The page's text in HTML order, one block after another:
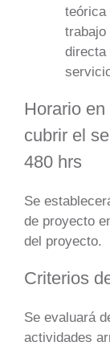
teórica
trabajo
directa
Horario
cubrir el
480 hrs
Se
de proyecto
del proyecto.
Criterios
Se evaluará
actividades